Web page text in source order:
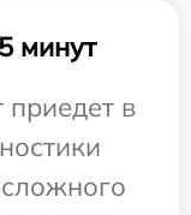
минут
приедет в